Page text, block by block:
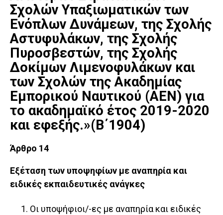
Σχολών Υπαξιωματικών των
Ενόπλων Δυνάμεων, της Σχολής
Αστυφυλάκων, της Σχολής
Πυροσβεστών, της Σχολής
Δοκίμων Λιμενοφυλάκων και
των Σχολών της Ακαδημίας
Εμπορικού Ναυτικού (ΑΕΝ) για
το ακαδημαϊκό έτος 2019-2020
και εφεξής.»(Β΄1904)
Άρθρο 14
Εξέταση των υποψηφίων με αναπηρία και
ειδικές εκπαιδευτικές ανάγκες
Οι υποψήφιοι/-ες με αναπηρία και ειδικές